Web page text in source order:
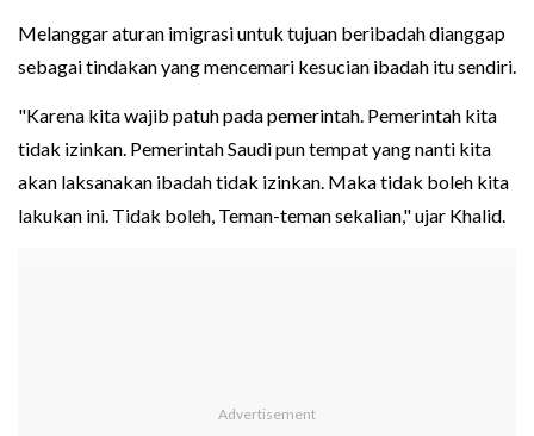
Melanggar aturan imigrasi untuk tujuan beribadah dianggap
sebagai tindakan yang mencemari kesucian ibadah itu sendiri.
"Karena kita wajib patuh pada pemerintah. Pemerintah kita
tidak izinkan. Pemerintah Saudi pun tempat yang nanti kita
akan laksanakan ibadah tidak izinkan. Maka tidak boleh kita
lakukan ini. Tidak boleh, Teman-teman sekalian," ujar Khalid.